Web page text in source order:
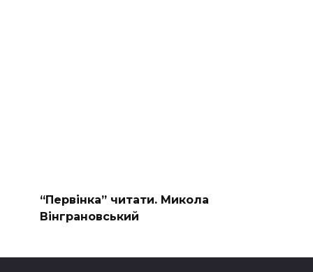
“Первінка” читати. Микола
Вінграновський